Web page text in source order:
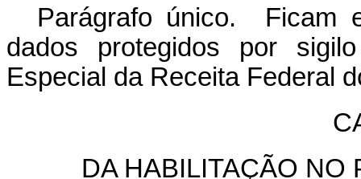
Parágrafo único. Ficam
dados protegidos por
Especial da Receita Federal
DA HABILITAÇÃO NO